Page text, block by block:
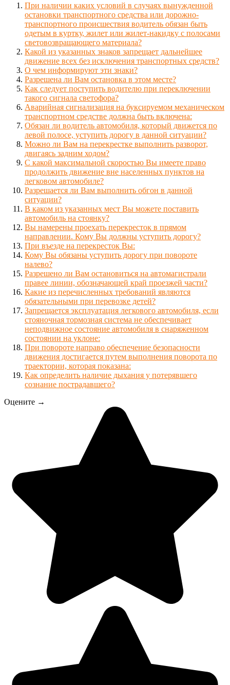
При наличии каких условий в случаях вынужденной
остановки транспортного средства или дорожно-
транспортного происшествия водитель обязан быть
одетым в куртку, жилет или жилет-накидку с полосами
световозвращающего материала?
Какой из указанных знаков запрещает дальнейшее
движение всех без исключения транспортных средств?
О чем информируют эти знаки?
Разрешена ли Вам остановка в этом месте?
Как следует поступить водителю при переключении
такого сигнала светофора?
Аварийная сигнализация на буксируемом механическом
транспортном средстве должна быть включена:
Обязан ли водитель автомобиля, который движется по
левой полосе, уступить дорогу в данной ситуации?
Можно ли Вам на перекрестке выполнить разворот,
двигаясь задним ходом?
С какой максимальной скоростью Вы имеете право
продолжить движение вне населенных пунктов на
легковом автомобиле?
Разрешается ли Вам выполнить обгон в данной
ситуации?
В каком из указанных мест Вы можете поставить
автомобиль на стоянку?
Вы намерены проехать перекресток в прямом
направлении. Кому Вы должны уступить дорогу?
При въезде на перекресток Вы:
Кому Вы обязаны уступить дорогу при повороте
налево?
Разрешено ли Вам остановиться на автомагистрали
правее линии, обозначающей край проезжей части?
Какие из перечисленных требований являются
обязательными при перевозке детей?
Запрещается эксплуатация легкового автомобиля, если
стояночная тормозная система не обеспечивает
неподвижное состояние автомобиля в снаряженном
состоянии на уклоне:
При повороте направо обеспечение безопасности
движения достигается путем выполнения поворота по
траектории, которая показана:
Как определить наличие дыхания у потерявшего
сознание пострадавшего?
Оцените →